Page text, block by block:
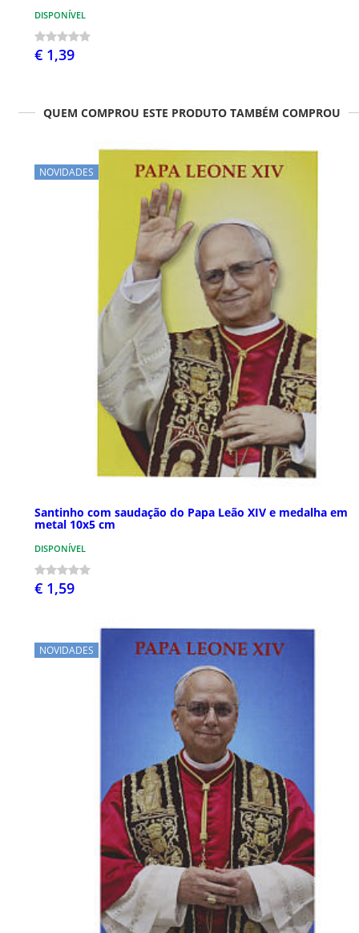
DISPONÍVEL
€ 1,39
QUEM COMPROU ESTE PRODUTO TAMBÉM COMPROU
NOVIDADES
Santinho com saudação do Papa Leão XIV e medalha em
metal 10x5 cm
DISPONÍVEL
€ 1,59
NOVIDADES